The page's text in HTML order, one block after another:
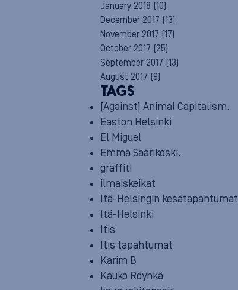
January 2018 (10)
December 2017 (13)
November 2017 (17)
October 2017 (25)
September 2017 (13)
August 2017 (9)
TAGS
[Against] Animal Capitalism.
Easton Helsinki
El Miguel
Emma Saarikoski.
graffiti
ilmaiskeikat
Itä-Helsingin kesätapahtumat
Itä-Helsinki
Itis
Itis tapahtumat
Karim B
Kauko Röyhkä